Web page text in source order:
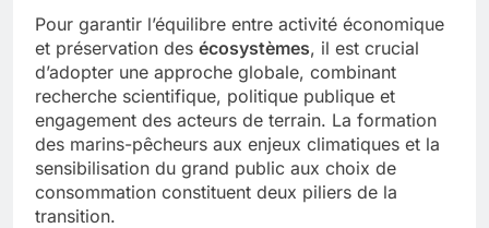
Pour garantir l’équilibre entre activité économique
et préservation des écosystèmes, il est crucial
d’adopter une approche globale, combinant
recherche scientifique, politique publique et
engagement des acteurs de terrain. La formation
des marins-pêcheurs aux enjeux climatiques et la
sensibilisation du grand public aux choix de
consommation constituent deux piliers de la
transition.